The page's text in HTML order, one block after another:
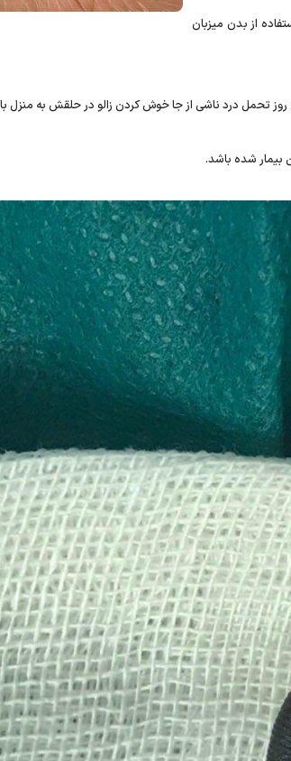
از بدن میزبان
تحمل درد ناشی از جا خوش کردن زالو در حلقش به منزل
بیمار شده باشد.